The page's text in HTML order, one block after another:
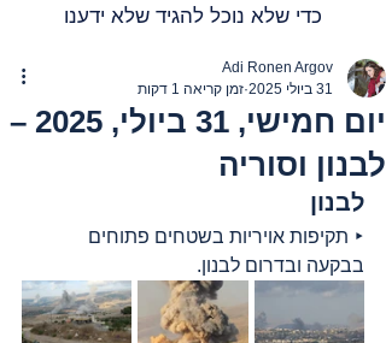
כדי שלא נוכל להגיד שלא ידענו
יום חמישי, 31 ביולי, 2025 –
לבנון וסוריה
Adi Ronen Argov
31 ביולי 2025
זמן קריאה 1 דקות
לבנון
‣ תקיפות אויריות בשטחים פתוחים
בבקעה ובדרום לבנון.